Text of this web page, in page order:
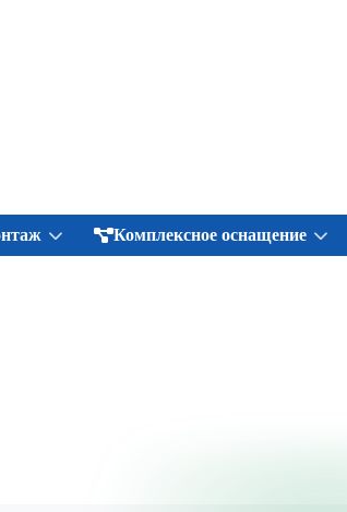
Комплексное оснащение